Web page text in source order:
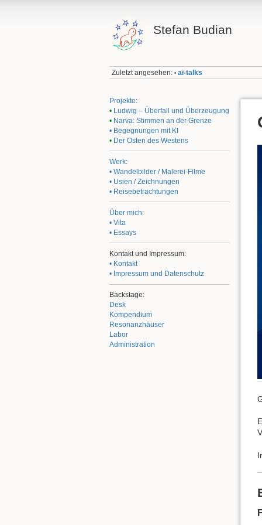
Stefan Budian
Zuletzt angesehen: • ai-talks
Projekte:
• Ludwig – Überfall und Überzeugung
• Narva: Stimmen an der Grenze
• Begegnungen mit KI
• Der Osten des Westens
Werk:
• Wandelbilder / Malerei-Filme
• Usien / Zeichnungen
• Reisebetrachtungen
Über mich:
• Vita
• Essays
Kontakt und Impressum:
• Kontakt
• Impressum und Datenschutz
Backstage:
Desk
Kompendium
Resonanzhäuser
Labor
Administration